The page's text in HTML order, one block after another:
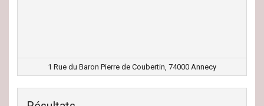
1 Rue du Baron Pierre de Coubertin, 74000 Annecy